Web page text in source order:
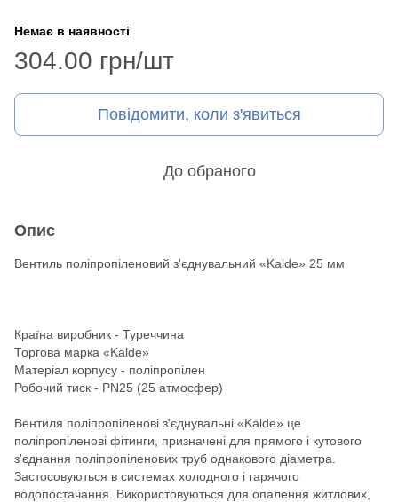
Немає в наявності
304.00 грн/шт
Повідомити, коли з'явиться
До обраного
Опис
Вентиль поліпропіленовий з'єднувальний «Kalde» 25 мм
Країна виробник - Туреччина
Торгова марка «Kalde»
Матеріал корпусу - поліпропілен
Робочий тиск - PN25 (25 атмосфер)
Вентиля поліпропіленові з'єднувальні «Kalde» це
поліпропіленові фітинги, призначені для прямого і кутового
з'єднання поліпропіленових труб однакового діаметра.
Застосовуються в системах холодного і гарячого
водопостачання. Використовуються для опалення житлових,